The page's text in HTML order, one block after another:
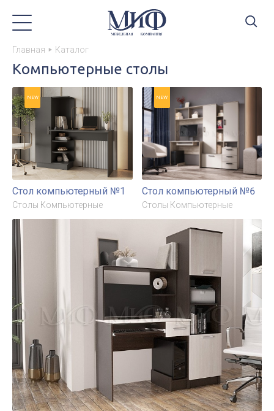
Главная Каталог
Компьютерные столы
NEW
Стол компьютерный №1
Столы Компьютерные
NEW
Стол компьютерный №6
Столы Компьютерные